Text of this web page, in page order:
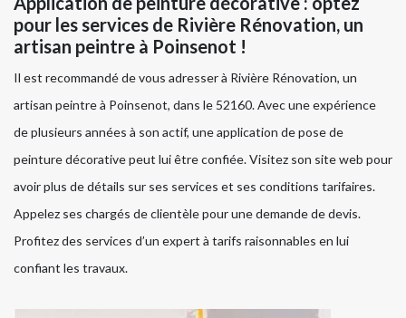
pour les services de Rivière Rénovation, un
artisan peintre à Poinsenot !
Il est recommandé de vous adresser à Rivière Rénovation, un
artisan peintre à Poinsenot, dans le 52160. Avec une expérience
de plusieurs années à son actif, une application de pose de
peinture décorative peut lui être confiée. Visitez son site web pour
avoir plus de détails sur ses services et ses conditions tarifaires.
Appelez ses chargés de clientèle pour une demande de devis.
Profitez des services d’un expert à tarifs raisonnables en lui
confiant les travaux.